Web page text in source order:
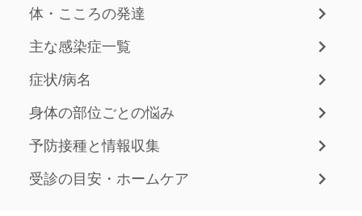
体・こころの発達
主な感染症一覧
症状/病名
身体の部位ごとの悩み
予防接種と情報収集
受診の目安・ホームケア